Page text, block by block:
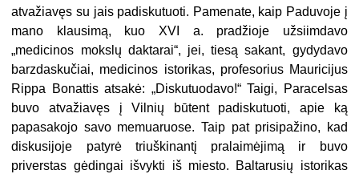
atvažiavęs su jais padiskutuoti. Pamenate, kaip Paduvoje į
mano klausimą, kuo XVI a. pradžioje užsiimdavo
„medicinos mokslų daktarai“, jei, tiesą sakant, gydydavo
barzdaskučiai, medicinos istorikas, profesorius Mauricijus
Rippa Bonattis atsakė: „Diskutuodavo!“ Taigi, Paracelsas
buvo atvažiavęs į Vilnių būtent padiskutuoti, apie ką
papasakojo savo memuaruose. Taip pat prisipažino, kad
diskusijoje patyrė triuškinantį pralaimėjimą ir buvo
priverstas gėdingai išvykti iš miesto. Baltarusių istorikas